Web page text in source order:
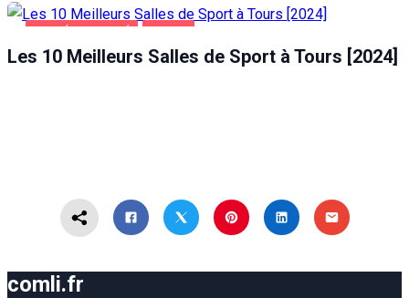
Les 10 Meilleurs Salles de Sport à Tours [2024]
comli.fr